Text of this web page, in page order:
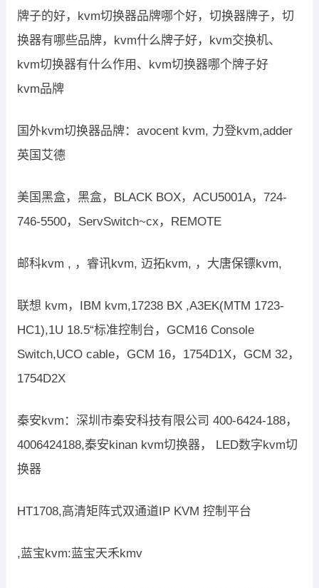
牌子的好，kvm切换器品牌哪个好，切换器牌子，切
换器有哪些品牌，kvm什么牌子好，kvm交换机、
kvm切换器有什么作用、kvm切换器哪个牌子好
kvm品牌
国外kvm切换器品牌：avocent kvm, 力登kvm,adder
英国艾德
美国黑盒，黑盒，BLACK BOX，ACU5001A，724-
746-5500，ServSwitch~cx，REMOTE
邮科kvm , ，睿讯kvm, 迈拓kvm, ，大唐保镖kvm,
联想 kvm，IBM kvm,17238 BX ,A3EK(MTM 1723-
HC1),1U 18.5“标准控制台，GCM16 Console
Switch,UCO cable，GCM 16，1754D1X，GCM 32，
1754D2X
秦安kvm：深圳市秦安科技有限公司 400-6424-188，
4006424188,秦安kinan kvm切换器， LED数字kvm切
换器
HT1708,高清矩阵式双通道IP KVM 控制平台
,蓝宝kvm:蓝宝天禾kmv